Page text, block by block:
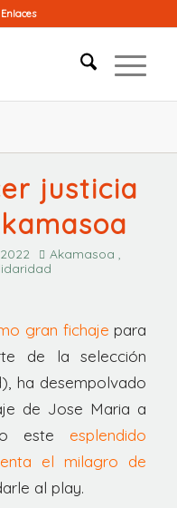
Enlaces
justicia
Akamasoa ,
gran fichaje para
de la selección
ha desempolvado
de Jose Maria a
este esplendido
el milagro de
al play.